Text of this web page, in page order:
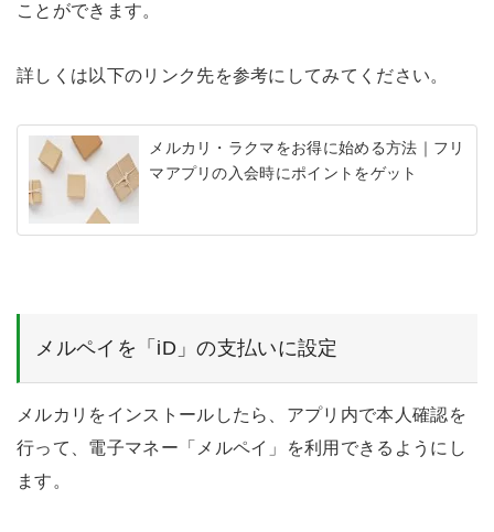
ことができます。
詳しくは以下のリンク先を参考にしてみてください。
メルカリ・ラクマをお得に始める方法｜フリ
マアプリの入会時にポイントをゲット
メルペイを「iD」の支払いに設定
メルカリをインストールしたら、アプリ内で本人確認を
行って、電子マネー「メルペイ」を利用できるようにし
ます。